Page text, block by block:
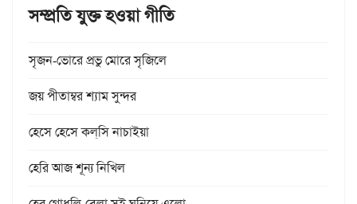
সম্প্রতি যুক্ত হওয়া গীতি
সৃজন-ভোরে প্রভু মোরে সৃজিলে
জয় পীতাম্বর শ্যাম সুন্দর
হেসে হেসে কল্‌সি নাচাইয়া
হেরি আজ শূন্য নিখিল